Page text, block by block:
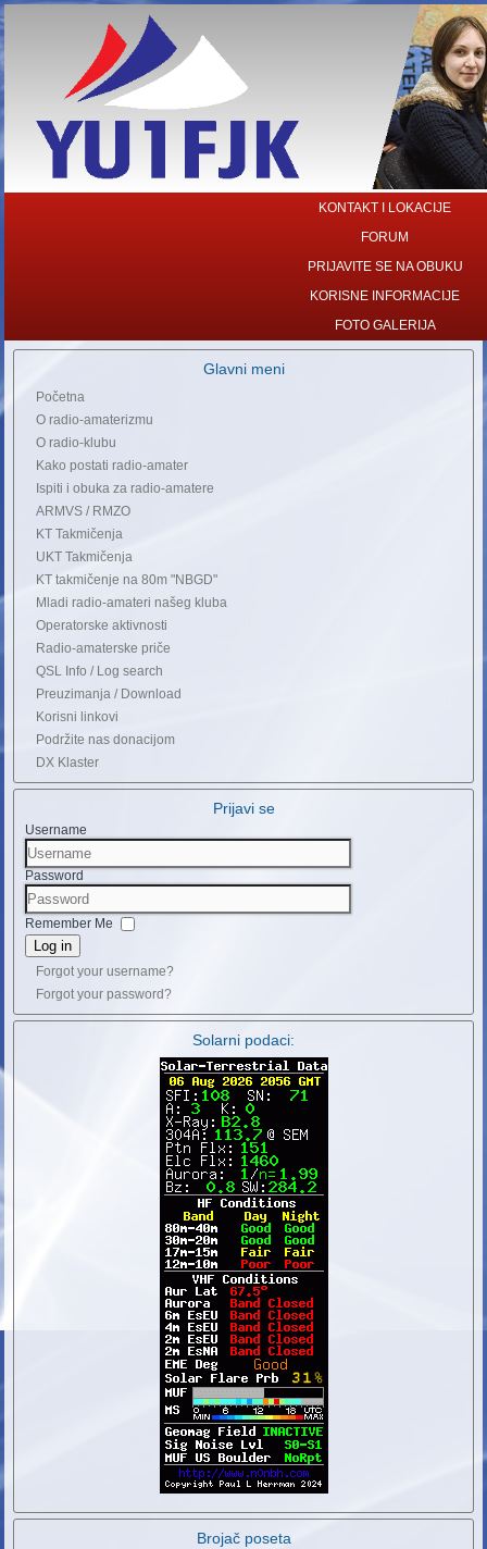
KONTAKT I LOKACIJE
FORUM
PRIJAVITE SE NA OBUKU
KORISNE INFORMACIJE
FOTO GALERIJA
Glavni meni
Početna
O radio-amaterizmu
O radio-klubu
Kako postati radio-amater
Ispiti i obuka za radio-amatere
ARMVS / RMZO
KT Takmičenja
UKT Takmičenja
KT takmičenje na 80m "NBGD"
Mladi radio-amateri našeg kluba
Operatorske aktivnosti
Radio-amaterske priče
QSL Info / Log search
Preuzimanja / Download
Korisni linkovi
Podržite nas donacijom
DX Klaster
Prijavi se
Username
Password
Remember Me
Log in
Forgot your username?
Forgot your password?
Solarni podaci:
Brojač poseta